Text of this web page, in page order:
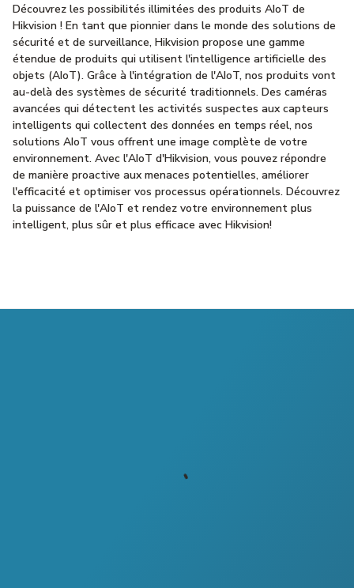
Découvrez les possibilités illimitées des produits AIoT de
Hikvision ! En tant que pionnier dans le monde des solutions de
sécurité et de surveillance, Hikvision propose une gamme
étendue de produits qui utilisent l'intelligence artificielle des
objets (AIoT). Grâce à l'intégration de l'AIoT, nos produits vont
au-delà des systèmes de sécurité traditionnels. Des caméras
avancées qui détectent les activités suspectes aux capteurs
intelligents qui collectent des données en temps réel, nos
solutions AIoT vous offrent une image complète de votre
environnement. Avec l'AIoT d'Hikvision, vous pouvez répondre
de manière proactive aux menaces potentielles, améliorer
l'efficacité et optimiser vos processus opérationnels. Découvrez
la puissance de l'AIoT et rendez votre environnement plus
intelligent, plus sûr et plus efficace avec Hikvision!